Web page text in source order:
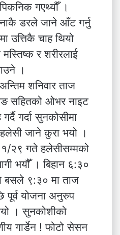
गएथ्यौँ ।
डरले जाने आँट गर्नु
उत्तिकै चाह थियो
र शरीरलाई
।
शनिवार ताज
सहितको ओभर नाइट
गर्दा सुनकोसीमा
जाने कुरा भयो ।
२९ गते हलेसीसम्मको
भयौँ । बिहान ६:३०
बसले ९:३० मा ताज
पूर्व योजना अनुरुप
। सुनकोशीको
गार्डेन ! फोटो सेसन